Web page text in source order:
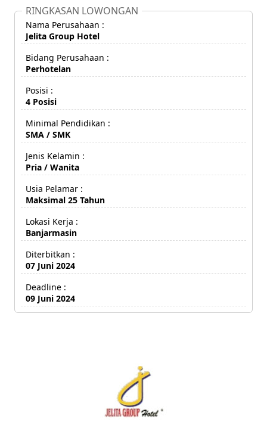
RINGKASAN LOWONGAN
Nama Perusahaan :
Jelita Group Hotel
Bidang Perusahaan :
Perhotelan
Posisi :
4 Posisi
Minimal Pendidikan :
SMA / SMK
Jenis Kelamin :
Pria / Wanita
Usia Pelamar :
Maksimal 25 Tahun
Lokasi Kerja :
Banjarmasin
Diterbitkan :
07 Juni 2024
Deadline :
09 Juni 2024